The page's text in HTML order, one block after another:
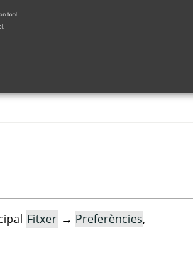
Fitxer → Preferències,